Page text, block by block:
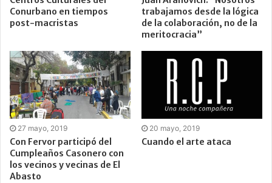
Conurbano en tiempos
post-macristas
trabajamos desde la lógica
de la colaboración, no de la
meritocracia”
27 mayo, 2019
Con Fervor participó del
Cumpleaños Casonero con
los vecinos y vecinas de El
Abasto
20 mayo, 2019
Cuando el arte ataca